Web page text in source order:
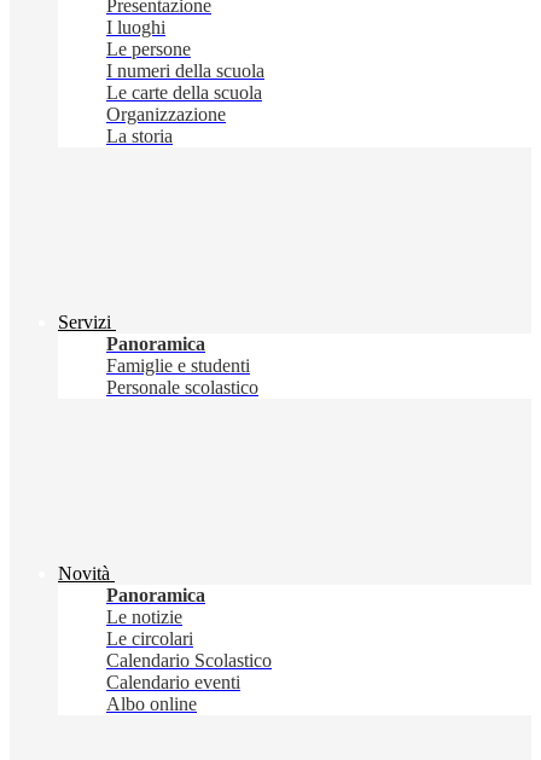
Presentazione
I luoghi
Le persone
I numeri della scuola
Le carte della scuola
Organizzazione
La storia
Servizi
Panoramica
Famiglie e studenti
Personale scolastico
Novità
Panoramica
Le notizie
Le circolari
Calendario Scolastico
Calendario eventi
Albo online